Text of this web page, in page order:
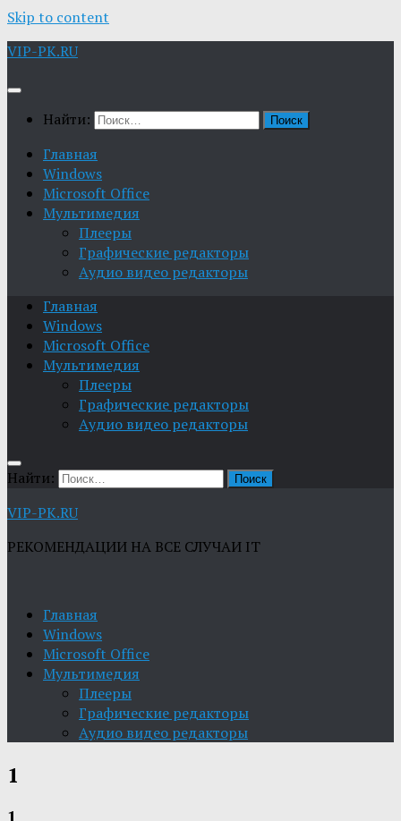
Skip to content
VIP-PK.RU
Найти:
Главная
Windows
Microsoft Office
Мультимедия
Плееры
Графические редакторы
Aудио видео редакторы
Главная
Windows
Microsoft Office
Мультимедия
Плееры
Графические редакторы
Aудио видео редакторы
Найти:
VIP-PK.RU
РЕКОМЕНДАЦИИ НА ВСЕ СЛУЧАИ IT
Главная
Windows
Microsoft Office
Мультимедия
Плееры
Графические редакторы
Aудио видео редакторы
1